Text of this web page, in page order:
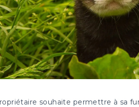
souhaite permettre à sa